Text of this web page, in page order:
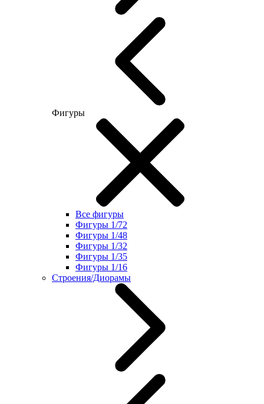
Фигуры
Все фигуры
Фигуры 1/72
Фигуры 1/48
Фигуры 1/32
Фигуры 1/35
Фигуры 1/16
Строения/Диорамы